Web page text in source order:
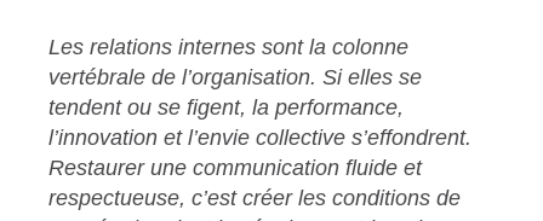
Les relations internes sont la colonne
vertébrale de l’organisation. Si elles se
tendent ou se figent, la performance,
l’innovation et l’envie collective s’effondrent.
Restaurer une communication fluide et
respectueuse, c’est créer les conditions de